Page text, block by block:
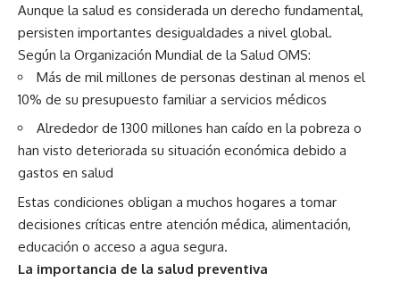
Aunque la salud es considerada un derecho fundamental,
persisten importantes desigualdades a nivel global.
Según la Organización Mundial de la Salud OMS:
Más de mil millones de personas destinan al menos el
10% de su presupuesto familiar a servicios médicos
Alrededor de 1300 millones han caído en la pobreza o
han visto deteriorada su situación económica debido a
gastos en salud
Estas condiciones obligan a muchos hogares a tomar
decisiones críticas entre atención médica, alimentación,
educación o acceso a agua segura.
La importancia de la salud preventiva